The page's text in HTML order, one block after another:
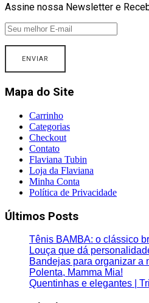
Assine nossa Newsletter e
Mapa do Site
Carrinho
Categorias
Checkout
Contato
Flaviana Tubin
Loja da Flaviana
Minha Conta
Política de Privacidade
Últimos Posts
Tênis BAMBA: o clássico
Louça que dá
Bandejas para organizar a
Polenta, Mamma Mia!
Quentinhas e elegantes |